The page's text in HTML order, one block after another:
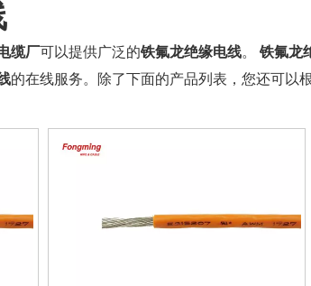
缆厂可以提供广泛的铁氟龙绝缘电线。 铁氟龙
的在线服务。除了下面的产品列表，您还可以